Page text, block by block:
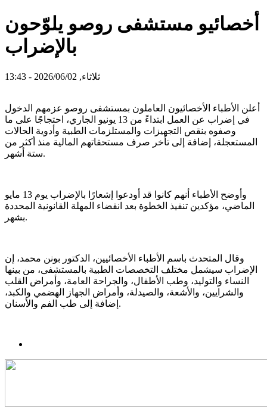
أخصائيو مستشفى روصو يلوّحون
بالإضراب
ثلاثاء, 2026/06/02 - 13:43
أعلن الأطباء الأخصائيون العاملون بمستشفى روصو عزمهم الدخول
في إضراب عن العمل ابتداءً من 13 يونيو الجاري، احتجاجًا على ما
وصفوه بنقص التجهيزات والمستلزمات الطبية وأدوية الحالات
المستعجلة، إضافة إلى تأخر صرف مستحقاتهم المالية منذ أكثر من
ستة أشهر.
وأوضح الأطباء أنهم كانوا قد أودعوا إشعارًا بالإضراب يوم 13 مايو
الماضي، مؤكدين تنفيذ الخطوة بعد انقضاء المهلة القانونية المحددة
بشهر.
وقال المتحدث باسم الأطباء الأخصائيين، الدكتور بونن محمد، إن
الإضراب سيشمل مختلف التخصصات الطبية بالمستشفى، من بينها
النساء والتوليد، وطب الأطفال، والجراحة العامة، وأمراض القلب
والشرايين، والأشعة، والصيدلة، وأمراض الجهاز الهضمي والكبد،
إضافة إلى طب الفم والأسنان.